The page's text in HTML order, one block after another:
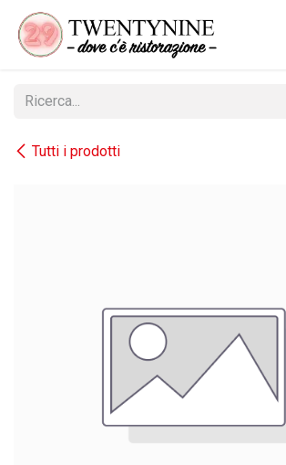
Passa al contenuto
Tutti i prodotti